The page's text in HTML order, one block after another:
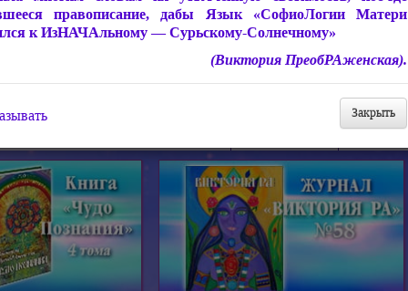
Матери Мира
Живое Слово Матери Мира.
Статьи, Книги, Видео, Аудио и др.
правописание, дабы Язык «СофиоЛогии Матери
к ИзНАЧАльному — Сурьскому-Солнечному»
(Виктория ПреобРАженская).
Закрыть